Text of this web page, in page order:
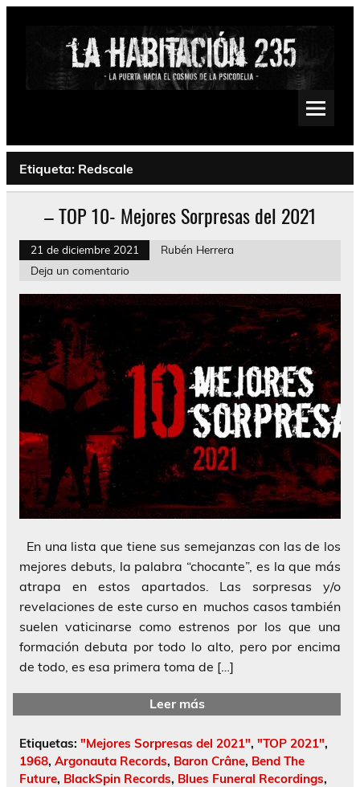
Saltar
Psychedelic, Stoner, Doom, Sludge, Fuzz, Space, Drone
Etiqueta: Redscale
– TOP 10- Mejores Sorpresas del 2021
21 de diciembre 2021
Rubén Herrera
Deja un comentario
En una lista que tiene sus semejanzas con las de los
mejores debuts, la palabra “chocante”, es la que más
atrapa en estos apartados. Las sorpresas y/o
revelaciones de este curso en muchos casos también
suelen vaticinarse como estrenos por los que una
formación debuta por todo lo alto, pero por encima
de todo, es esa primera toma de […]
Leer más
Etiquetas: "Mejores Sorpresas del 2021", "TOP 2021",
1968, Argonauta Records, Baron Crâne, Bend The
Future, BlackSpin Records, Blues Funeral Recordings,